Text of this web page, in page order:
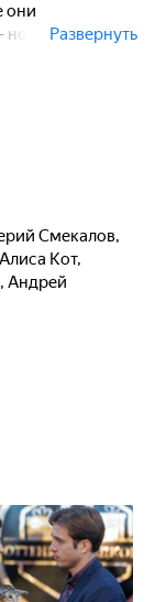
они
новая жизнь
у
Развернуть
Смекалов,
Алиса Кот,
, Андрей